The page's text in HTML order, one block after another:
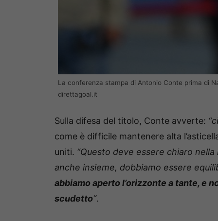
La conferenza stampa di Antonio Conte prima di
direttagoal.it
Sulla difesa del titolo, Conte avverte:
come è difficile mantenere alta
uniti. “Questo deve essere chiaro
anche insieme, dobbiamo essere
abbiamo aperto l’orizzonte a tante, e
scudetto“.